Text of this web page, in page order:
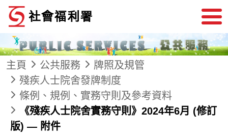
跳到內容
主頁 公共服務
牌照及規管
殘疾人士院舍發牌制度
條例、規例、實務守則及參考資料
《殘疾人士院舍實務守則》2024年6月 (修訂
版) — 附件